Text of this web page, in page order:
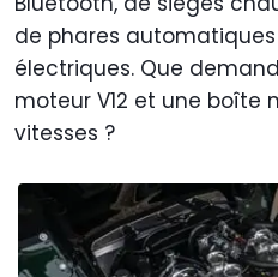
de phares
électriques. Que
moteur V12 et une boîte
vitesses ?